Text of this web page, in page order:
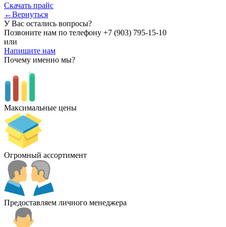
Скачать прайс
←Вернуться
У Вас остались вопросы?
Позвоните нам по телефону +7 (903) 795-15-10
или
Напишите нам
Почему именно мы?
Максимальные цены
Огромный ассортимент
Предоставляем личного менеджера